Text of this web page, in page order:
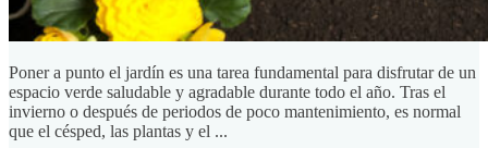
Poner a punto el jardín es una tarea fundamental para disfrutar de un
espacio verde saludable y agradable durante todo el año. Tras el
invierno o después de periodos de poco mantenimiento, es normal
que el césped, las plantas y el ...